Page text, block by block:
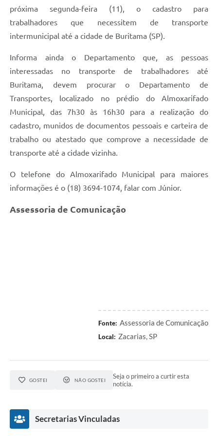
próxima segunda-feira (11), o cadastro para
trabalhadores que necessitem de transporte
intermunicipal até a cidade de Buritama (SP).
Informa ainda o Departamento que, as pessoas
interessadas no transporte de trabalhadores até
Buritama, devem procurar o Departamento de
Transportes, localizado no prédio do Almoxarifado
Municipal, das 7h30 às 16h30 para a realização do
cadastro, munidos de documentos pessoais e carteira de
trabalho ou atestado que comprove a necessidade de
transporte até a cidade vizinha.
O telefone do Almoxarifado Municipal para maiores
informações é o (18) 3694-1074, falar com Júnior.
Assessoria de Comunicação
Fonte: Assessoria de Comunicação
Local: Zacarias, SP
GOSTEI NÃO GOSTEI
Seja o primeiro a curtir esta
notícia.
Secretarias Vinculadas